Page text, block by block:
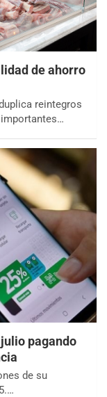
de ahorro
reintegros
pagando
de su